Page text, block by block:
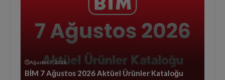
Ağustos 7, 2026
BİM 7 Ağustos 2026 Aktüel Ürünler Kataloğu